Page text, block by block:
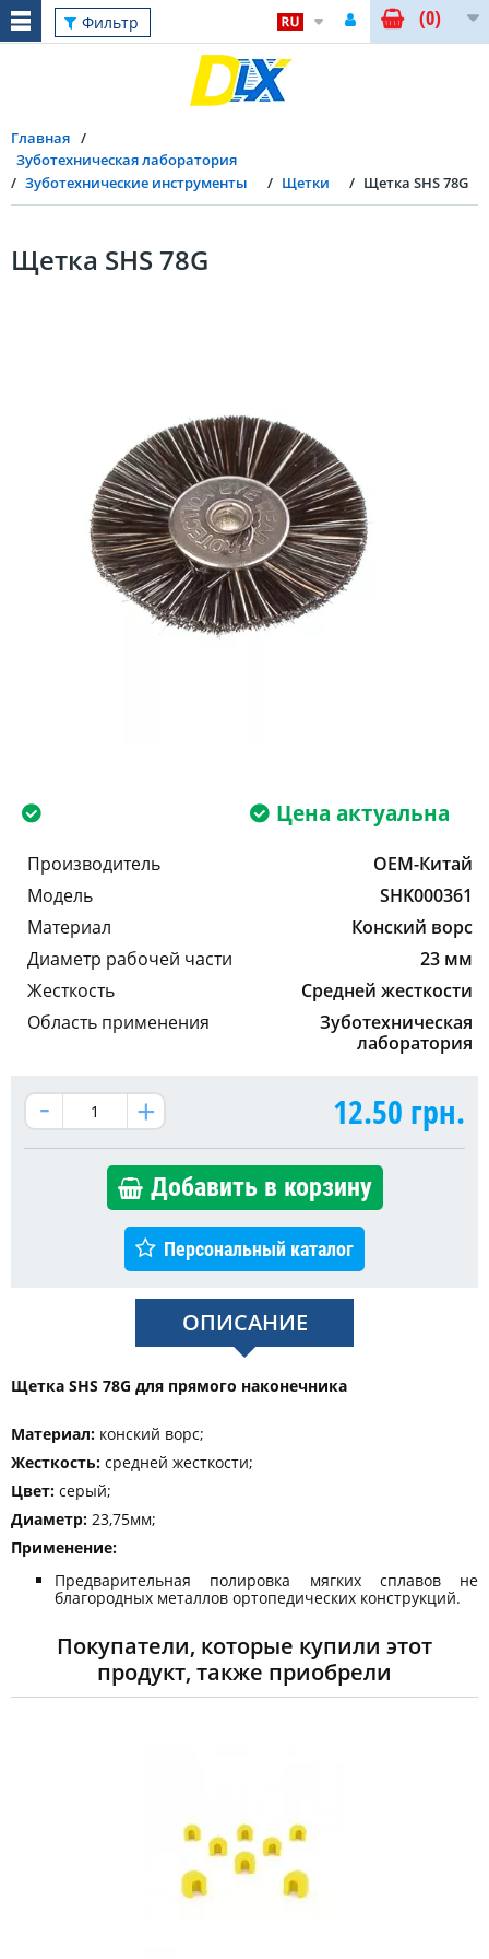
Фильтр (0)
Главная
Зуботехническая лаборатория
Зуботехнические инструменты
Щетки Щетка SHS 78G
Щетка SHS 78G
Цена актуальна
Производитель
OEM-Китай
Модель
SHK000361
Материал
Конский ворс
Диаметр рабочей части
23 мм
Жесткость
Средней жесткости
Область применения
Зуботехническая
лаборатория
12.50 грн.
Добавить в корзину
Персональный каталог
ОПИСАНИЕ
Щетка SHS 78G для прямого наконечника
Материал: конский ворс;
Жесткость: средней жесткости;
Цвет: серый;
Диаметр: 23,75мм;
Применение:
Предварительная полировка мягких сплавов не
благородных металлов ортопедических конструкций.
Покупатели, которые купили этот
продукт, также приобрели